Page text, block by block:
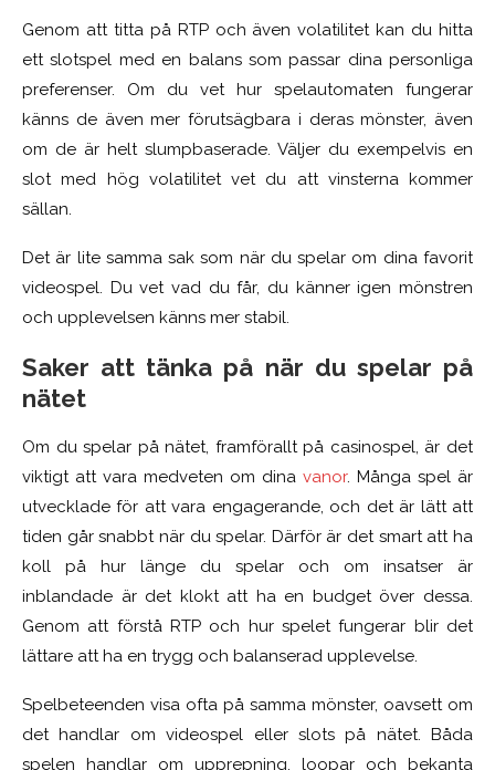
Genom att titta på RTP och även volatilitet kan du hitta
ett slotspel med en balans som passar dina personliga
preferenser. Om du vet hur spelautomaten fungerar
känns de även mer förutsägbara i deras mönster, även
om de är helt slumpbaserade. Väljer du exempelvis en
slot med hög volatilitet vet du att vinsterna kommer
sällan.
Det är lite samma sak som när du spelar om dina favorit
videospel. Du vet vad du får, du känner igen mönstren
och upplevelsen känns mer stabil.
Saker att tänka på när du spelar på
nätet
Om du spelar på nätet, framförallt på casinospel, är det
viktigt att vara medveten om dina vanor. Många spel är
utvecklade för att vara engagerande, och det är lätt att
tiden går snabbt när du spelar. Därför är det smart att ha
koll på hur länge du spelar och om insatser är
inblandade är det klokt att ha en budget över dessa.
Genom att förstå RTP och hur spelet fungerar blir det
lättare att ha en trygg och balanserad upplevelse.
Spelbeteenden visa ofta på samma mönster, oavsett om
det handlar om videospel eller slots på nätet. Båda
spelen handlar om upprepning, loopar och bekanta